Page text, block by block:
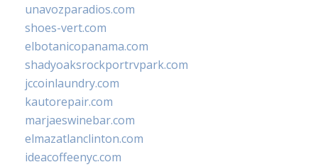
unavozparadios.com
shoes-vert.com
elbotanicopanama.com
shadyoaksrockportrvpark.com
jccoinlaundry.com
kautorepair.com
marjaeswinebar.com
elmazatlanclinton.com
ideacoffeenyc.com